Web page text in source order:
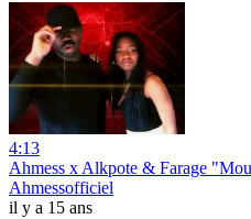
4:13
Ahmess x Alkpote & Farage
Ahmessofficiel
il y a 15 ans